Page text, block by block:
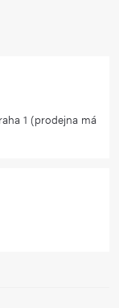
1 (prodejna má